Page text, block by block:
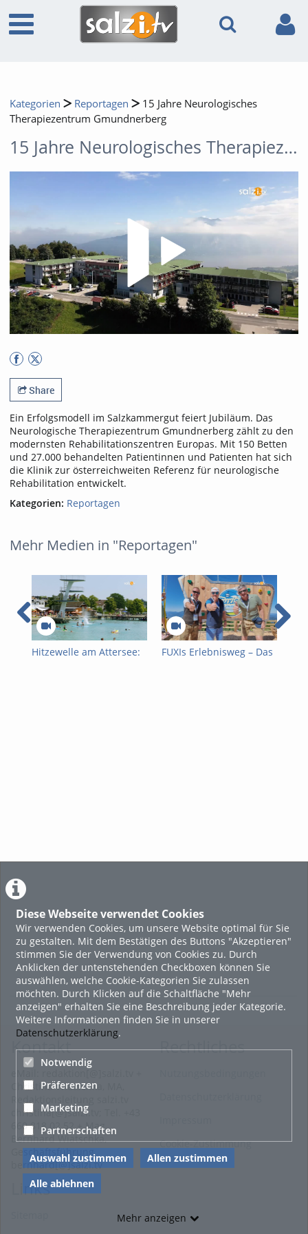
Diese Webseite verwendet Cookies
Wir verwenden Cookies, um unsere Website optimal für Sie
zu gestalten. Mit dem Bestätigen des Buttons "Akzeptieren"
stimmen Sie der Verwendung von Cookies zu. Durch
Anklicken der untenstehenden Checkboxen können Sie
auswählen, welche Cookie-Kategorien Sie zulassen
möchten. Durch Klicken auf die Schaltfläche "Mehr
anzeigen" erhalten Sie eine Beschreibung jeder Kategorie.
Weitere Informationen finden Sie in unserer
Datenschutzerklärung.
Notwendig
Präferenzen
Marketing
Partnerschaften
Auswahl zustimmen
Allen zustimmen
Alle ablehnen
Mehr anzeigen
Kategorien Reportagen
15 Jahre Neurologisches
Therapiezentrum Gmundnerberg
15 Jahre Neurologisches Therapiezentrum Gmundnerberg
Share
Ein Erfolgsmodell im Salzkammergut feiert Jubiläum. Das
Neurologische Therapiezentrum Gmundnerberg zählt zu den
modernsten Rehabilitationszentren Europas. Mit 150 Betten
und 27.000 behandelten Patientinnen und Patienten hat sich
die Klinik zur österreichweiten Referenz für neurologische
Rehabilitation entwickelt.
Kategorien: Reportagen
Mehr Medien in "Reportagen"
Hitzewelle am Attersee:
FUXIs Erlebnisweg – Das
Kontakt
Christina Wiatschka, MA,
Redaktionsleitung salzi.tv
christina[@]salzi.tv; Tel. +43
660 818 02 52 + Mag.
Bernhard Wiatschka,
Geschäftsführung
bernhard[@]salzi.tv
Rechtliches
Cookie-Zustimmung
Links